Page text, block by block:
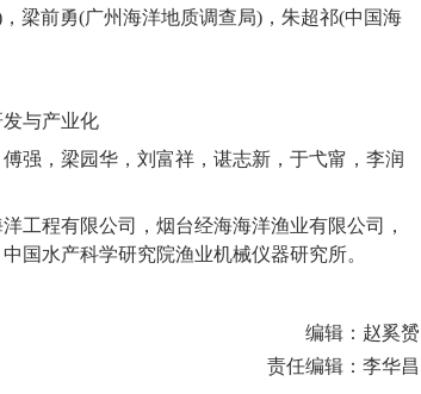
梁前勇(广州海洋地质调查局)，朱超祁(中国海
发与产业化
强，梁园华，刘富祥，谌志新，于弋甯，李润
工程有限公司，烟台经海海洋渔业有限公司，
国水产科学研究院渔业机械仪器研究所。
编辑：赵奚赟
责任编辑：李华昌